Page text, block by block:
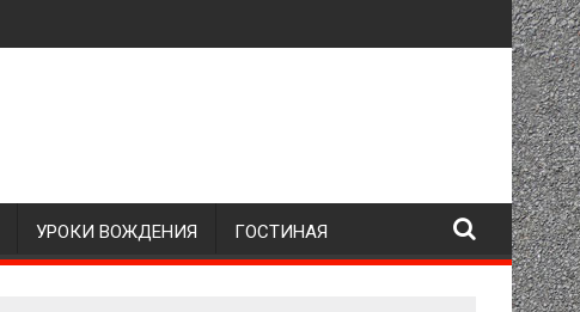
УРОКИ ВОЖДЕНИЯ ГОСТИНАЯ